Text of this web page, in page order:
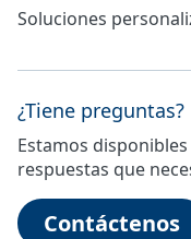
Soluciones
¿Tiene preguntas?
Estamos
respuestas que
Contáctenos